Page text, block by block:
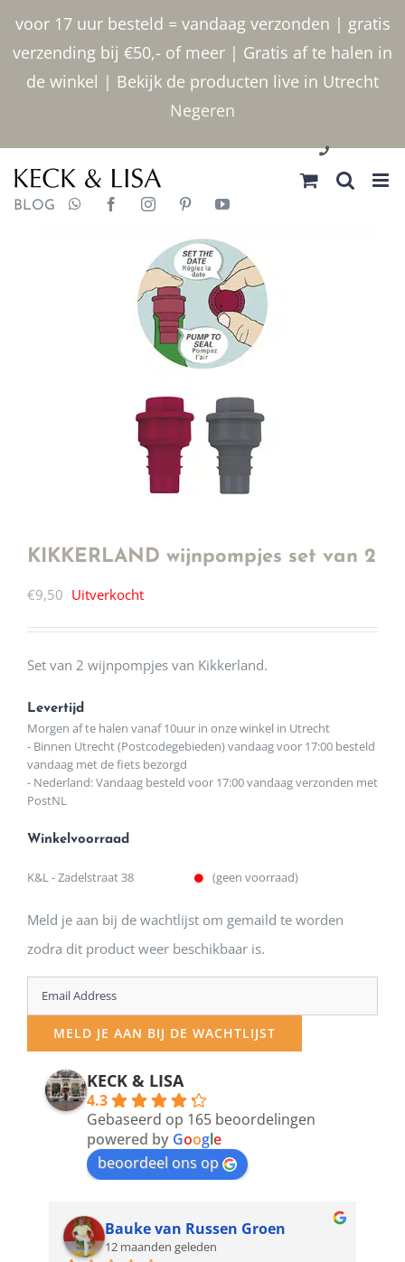
voor 17 uur besteld = vandaag verzonden | gratis
verzending bij €50,- of meer | Gratis af te halen in
de winkel | Bekijk de producten live in Utrecht
Negeren
inhoud
030 2400000
BLOG
KIKKERLAND wijnpompjes set van 2
€9,50 Uitverkocht
Set van 2 wijnpompjes van Kikkerland.
Levertijd
Morgen af te halen vanaf 10uur in onze winkel in Utrecht
- Binnen Utrecht (Postcodegebieden) vandaag voor 17:00 besteld
vandaag met de fiets bezorgd
- Nederland: Vandaag besteld voor 17:00 vandaag verzonden met
PostNL
Winkelvoorraad
K&L - Zadelstraat 38 (geen voorraad)
Meld je aan bij de wachtlijst om gemaild te worden
zodra dit product weer beschikbaar is.
Enter
your
email
address
MELD JE AAN BIJ DE WACHTLIJST
KECK & LISA
4.3
Gebaseerd op 165 beoordelingen
powered by Google
beoordeel ons op
Bauke van Russen Groen
12 maanden geleden